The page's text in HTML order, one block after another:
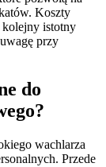
Koszty
istotny
przy
do
wachlarza
Przede